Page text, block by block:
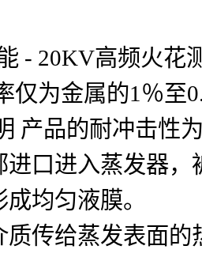
- 20KV高频火花
仅为金属的1％至
产品的耐冲击性
进口进入蒸发器
均匀液膜。
质传给蒸发表面